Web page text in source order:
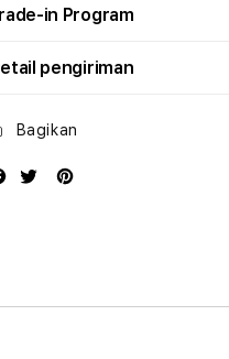
in Program
pengiriman
Bagikan